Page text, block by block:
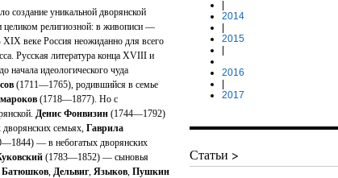
создание уникальной дворянской
целиком религиозной: в живописи —
веке Россия неожиданно для всего
Русская литература конца ХVIII и
идеологического чуда
(1711—1765), родившийся в семье
(1718—1877). Но с
Денис Фонвизин (1744—1792)
семьях, Гаврила
— в небогатых дворянских
(1783—1852) — сыновья
Батюшков, Дельвиг, Языков, Пушкин
2014
2015
2016
2017
Статьи >